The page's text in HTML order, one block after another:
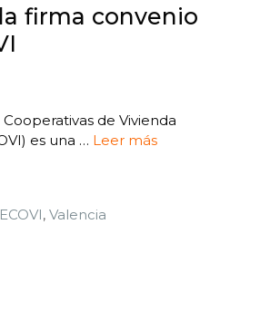
firma convenio
de Vivienda
es una … Leer más
, Valencia